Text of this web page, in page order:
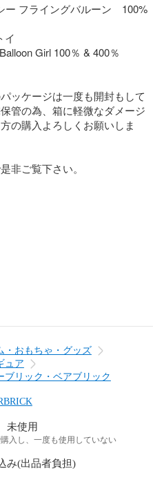
フライングバルーン　100%
イ
Girl 100％ & 400％
ッケージは一度も開封もして
管の為、箱に軽微なダメージ
の購入よろしくお願いしま
非ご覧下さい。
・おもちゃ・グッズ
ュア
ブリック・ベアブリック
未使用
入し、一度も使用していない
み(出品者負担)